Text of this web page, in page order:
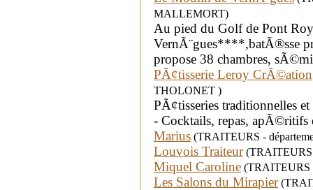
MALLEMORT)
Au pied du Golf de Pont
VernÃ¨gues****,batÃ®sse
propose 38 chambres,
PÃ¢tisserie Leroy CrÃ©ation
THOLONET )
PÃ¢tisseries traditionnelles
- Cocktails, repas, apÃ©ritifs
Marius (TRAITEURS -
Louvois Traiteur(TRAITEURS
Miquel Caroline (TRAITEURS
Les Salons du Mirapier